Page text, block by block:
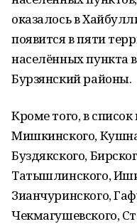
оказалось в
появится в пяти
населённых пункта
Бурзянский районы.
Кроме того, в
Мишкинского,
Буздякского,
Татышлинского,
Зианчуринского,
Чекмагушевского,